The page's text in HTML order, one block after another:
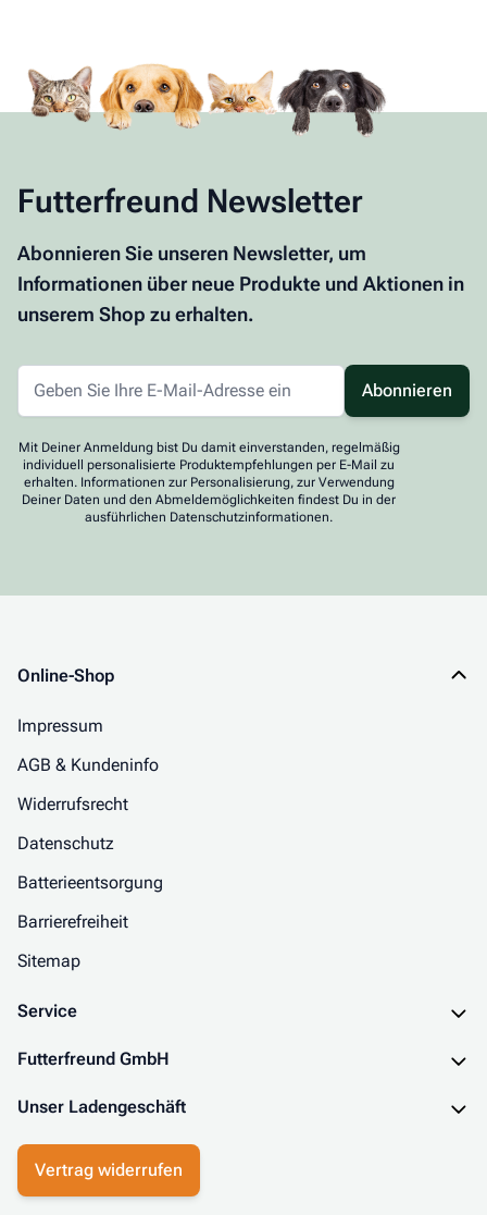
Futterfreund Newsletter
Abonnieren Sie unseren Newsletter, um
Informationen über neue Produkte und Aktionen in
unserem Shop zu erhalten.
Abonnieren
Mit Deiner Anmeldung bist Du damit einverstanden, regelmäßig
individuell personalisierte Produktempfehlungen per E-Mail zu
erhalten. Informationen zur Personalisierung, zur Verwendung
Deiner Daten und den Abmeldemöglichkeiten findest Du in der
ausführlichen Datenschutzinformationen.
Online-Shop
Impressum
AGB & Kundeninfo
Widerrufsrecht
Datenschutz
Batterieentsorgung
Barrierefreiheit
Sitemap
Service
Futterfreund GmbH
Unser Ladengeschäft
Vertrag widerrufen